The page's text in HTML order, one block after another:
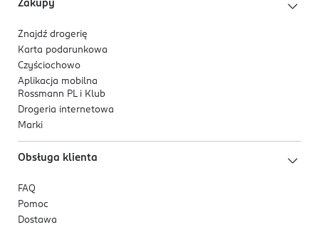
Zakupy
Znajdź drogerię
Karta podarunkowa
Czyściochowo
Aplikacja mobilna
Rossmann PL i Klub
Drogeria internetowa
Marki
Obsługa klienta
FAQ
Pomoc
Dostawa